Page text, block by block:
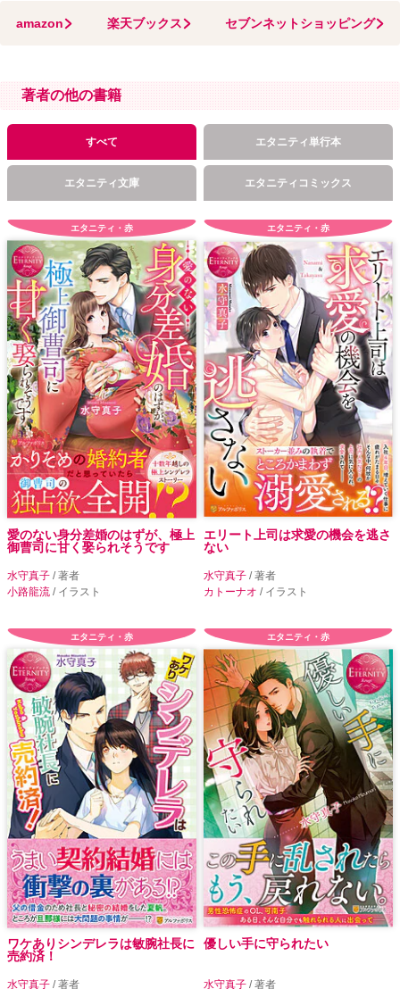
amazon 楽天ブックス セブンネットショッピング
著者の他の書籍
すべて エタニティ単行本
エタニティ文庫 エタニティコミックス
エタニティ・赤
愛のない身分差婚のはずが、極上
御曹司に甘く娶られそうです
水守真子 / 著者
小路龍流 / イラスト
エタニティ・赤
エリート上司は求愛の機会を逃さ
ない
水守真子 / 著者
カトーナオ / イラスト
エタニティ・赤
ワケありシンデレラは敏腕社長に
売約済！
水守真子 / 著者
エタニティ・赤
優しい手に守られたい
水守真子 / 著者